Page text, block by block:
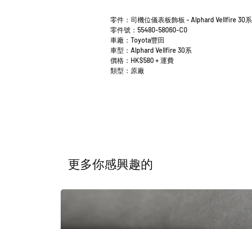
零件：司機位儀表板飾板 - Alphard Vellfire 30系
零件號：55480-58060-C0
車廠：Toyota豐田
車型：Alphard Vellfire 30系
價格：HK$580 + 運費
類型：原廠
​更多你感興趣的